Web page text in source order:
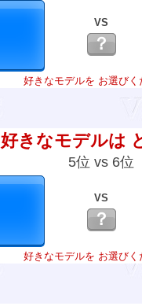
VS
？
好きなモデルを お選びく
好きなモデルは
5位 vs 6位
VS
？
好きなモデルを お選びく